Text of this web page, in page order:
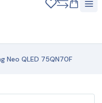
Neo QLED 75QN70F